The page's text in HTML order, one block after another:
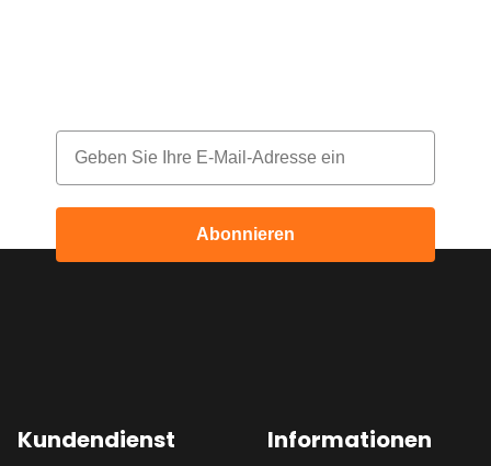
Email
Abonnieren
Kundendienst Informationen